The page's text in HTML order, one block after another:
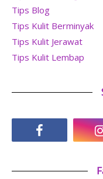
Tips Blog
Tips Kulit Berminyak
Tips Kulit Jerawat
Tips Kulit Lembap